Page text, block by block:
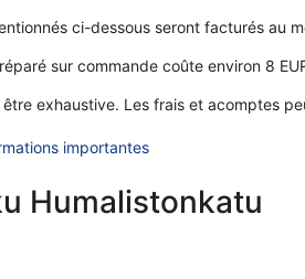
ci-dessous seront facturés au
sur commande coûte environ 8
exhaustive. Les frais et acomptes
importantes
Humalistonkatu